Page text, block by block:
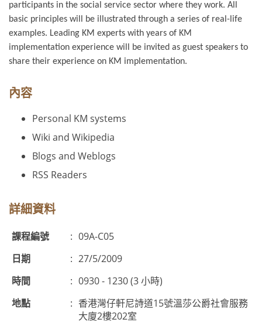
participants in the social service sector where they work. All
basic principles will be illustrated through a series of real-life
examples. Leading KM experts with years of KM
implementation experience will be invited as guest speakers to
share their experience on KM implementation.
內容
Personal KM systems
Wiki and Wikipedia
Blogs and Weblogs
RSS Readers
詳細資料
課程編號 : 09A-C05
日期
: 27/5/2009
時間
: 0930 - 1230 (3 小時)
地點
: 香港灣仔軒尼詩道15號溫莎公爵社會服務
大廈2樓202室